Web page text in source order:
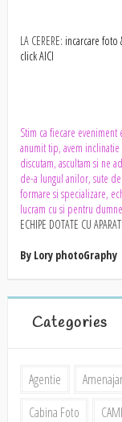
LA CERERE: incarcare foto
click AICI
Stim ca fiecare
anumit tip, avem
discutam, ascultam si ne
de-a lungul anilor, sute
formare si specializare,
lucram cu si pentru
ECHIPE DOTATE CU
By Lory photoGraphy
Categories
Agentie
Cabina Foto